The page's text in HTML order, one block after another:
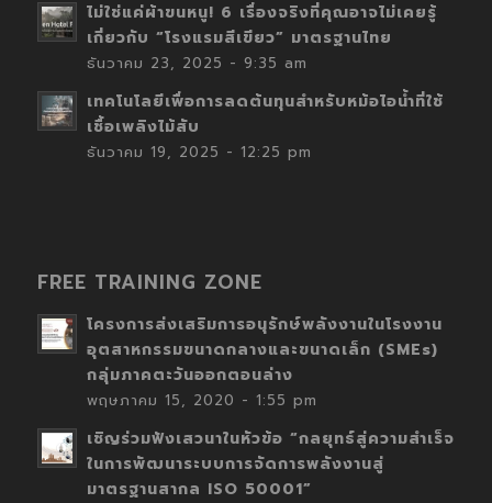
ไม่ใช่แค่ผ้าขนหนู! 6 เรื่องจริงที่คุณอาจไม่เคยรู้
เกี่ยวกับ “โรงแรมสีเขียว” มาตรฐานไทย
ธันวาคม 23, 2025 - 9:35 am
เทคโนโลยีเพื่อการลดต้นทุนสำหรับหม้อไอน้ำที่ใช้
เชื้อเพลิงไม้สับ
ธันวาคม 19, 2025 - 12:25 pm
FREE TRAINING ZONE
โครงการส่งเสริมการอนุรักษ์พลังงานในโรงงาน
อุตสาหกรรมขนาดกลางและขนาดเล็ก (SMEs)
กลุ่มภาคตะวันออกตอนล่าง
พฤษภาคม 15, 2020 - 1:55 pm
เชิญร่วมฟังเสวนาในหัวข้อ “กลยุทธ์สู่ความสำเร็จ
ในการพัฒนาระบบการจัดการพลังงานสู่
มาตรฐานสากล ISO 50001”